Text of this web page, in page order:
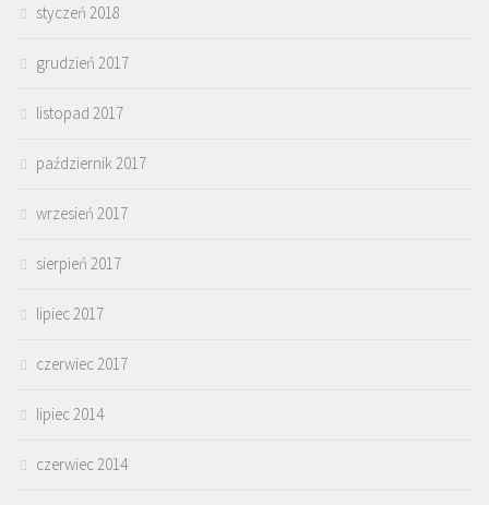
styczeń 2018
grudzień 2017
listopad 2017
październik 2017
wrzesień 2017
sierpień 2017
lipiec 2017
czerwiec 2017
lipiec 2014
czerwiec 2014